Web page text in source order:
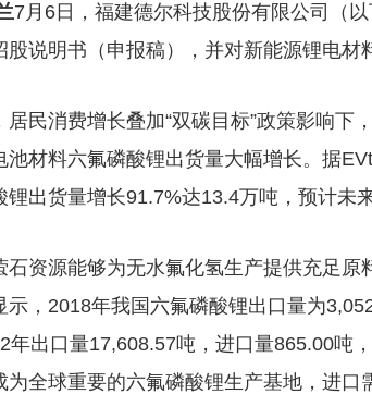
7月6日，福建德尔科技股份有限公司（
股说明书（申报稿），并对新能源锂电材
居民消费增长叠加“双碳目标”政策影响下
池材料六氟磷酸锂出货量大幅增长。据
出货量增长91.7%达13.4万吨，预计未
石资源能够为无水氟化氢生产提供充足
示，2018年我国六氟磷酸锂出口量为
年出口量17,608.57吨，进口量865.00吨
为全球重要的六氟磷酸锂生产基地，进口